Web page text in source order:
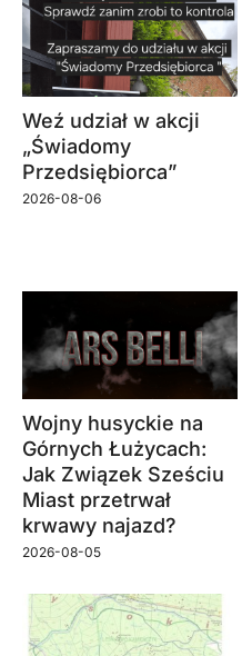
Weź udział w akcji
„Świadomy
Przedsiębiorca”
2026-08-06
Wojny husyckie na
Górnych Łużycach:
Jak Związek Sześciu
Miast przetrwał
krwawy najazd?
2026-08-05